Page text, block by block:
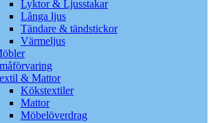
Lyktor & Ljusstakar
Långa ljus
Tändare & tändstickor
Värmeljus
& Mattor
Kökstextiler
Mattor
Möbelöverdrag